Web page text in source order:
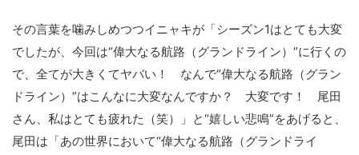
その言葉を噛みしめつつイニャキが「シーズン1はとても大変
でしたが、今回は“偉大なる航路（グランドライン）”に行くの
で、全てが大きくてヤバい！ なんで“偉大なる航路（グラン
ドライン）”はこんなに大変なんですか？ 大変です！ 尾田
さん、私はとても疲れた（笑）」と“嬉しい悲鳴”をあげると、
尾田は「あの世界において“偉大なる航路（グランドライ